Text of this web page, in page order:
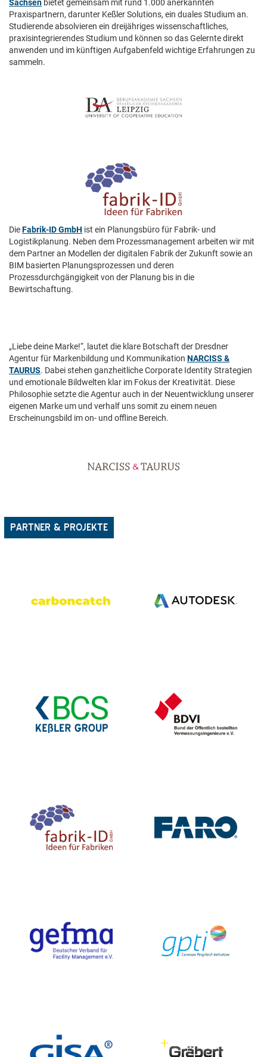
Sachsen bietet gemeinsam mit rund 1.000 anerkannten
Praxispartnern, darunter Keßler Solutions, ein duales Studium an.
Studierende absolvieren ein dreijähriges wissenschaftliches,
praxisintegrierendes Studium und können so das Gelernte direkt
anwenden und im künftigen Aufgabenfeld wichtige Erfahrungen zu
sammeln.
DieFabrik-ID GmbH ist ein Planungsbüro für Fabrik- und
Logistikplanung. Neben dem Prozessmanagement arbeiten wir mit
dem Partner an Modellen der digitalen Fabrik der Zukunft sowie an
BIM basierten Planungsprozessen und deren
Prozessdurchgängigkeit von der Planung bis in die
Bewirtschaftung.
„Liebe deine Marke!“, lautet die klare Botschaft der Dresdner
Agentur für Markenbildung und Kommunikation NARCISS &
TAURUS. Dabei stehen ganzheitliche Corporate Identity Strategien
und emotionale Bildwelten klar im Fokus der Kreativität. Diese
Philosophie setzte die Agentur auch in der Neuentwicklung unserer
eigenen Marke um und verhalf uns somit zu einem neuen
Erscheinungsbild im on- und offline Bereich.
PARTNER & PROJEKTE